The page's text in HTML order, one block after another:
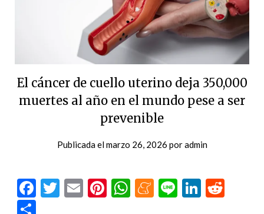
El cáncer de cuello uterino deja 350,000
muertes al año en el mundo pese a ser
prevenible
Publicada elmarzo 26, 2026 poradmin
Facebook
Twitter
EmailPinterest
WhatsApp
Meneame
Line